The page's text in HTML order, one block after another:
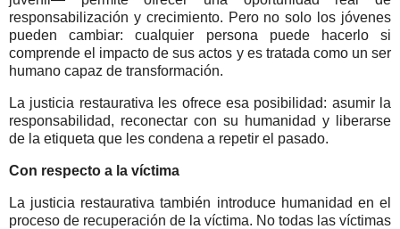
responsabilización y crecimiento. Pero no solo los jóvenes
pueden cambiar: cualquier persona puede hacerlo si
comprende el impacto de sus actos y es tratada como un ser
humano capaz de transformación.
La justicia restaurativa les ofrece esa posibilidad: asumir la
responsabilidad, reconectar con su humanidad y liberarse
de la etiqueta que les condena a repetir el pasado.
Con respecto a la víctima
La justicia restaurativa también introduce humanidad en el
proceso de recuperación de la víctima. No todas las víctimas